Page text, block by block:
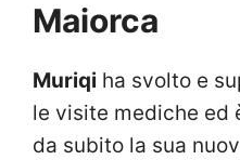
Maiorca
Muriqi ha svolto e
le visite mediche ed
da subito la sua